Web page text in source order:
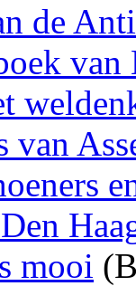
de
van
van
mooi